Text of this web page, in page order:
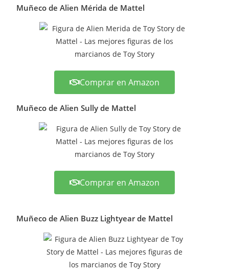
Muñeco de Alien Mérida de Mattel
Comprar en Amazon
Muñeco de Alien Sully de Mattel
Comprar en Amazon
Muñeco de Alien Buzz Lightyear de Mattel